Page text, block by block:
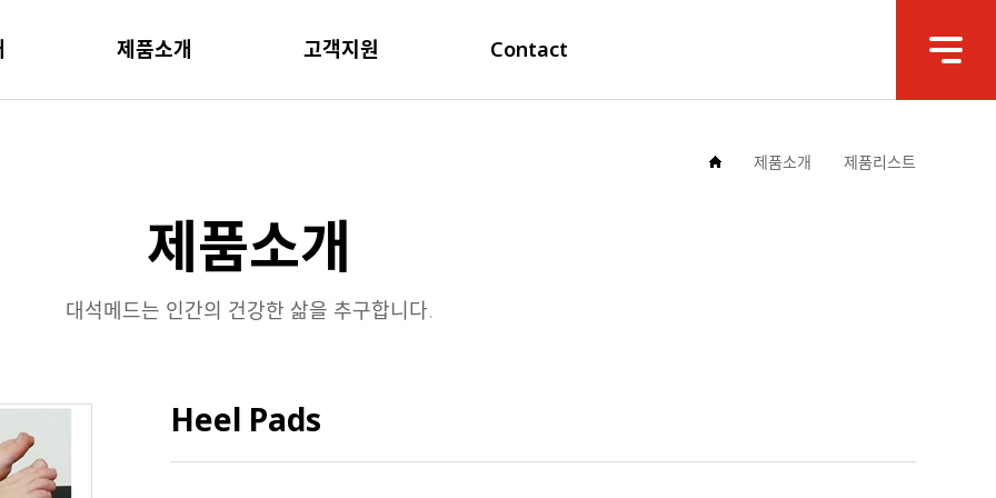
제품소개 고객지원 Contact
제품소개 제품리스트
제품소개
대석메드는 인간의 건강한 삶을 추구합니다.
Heel Pads